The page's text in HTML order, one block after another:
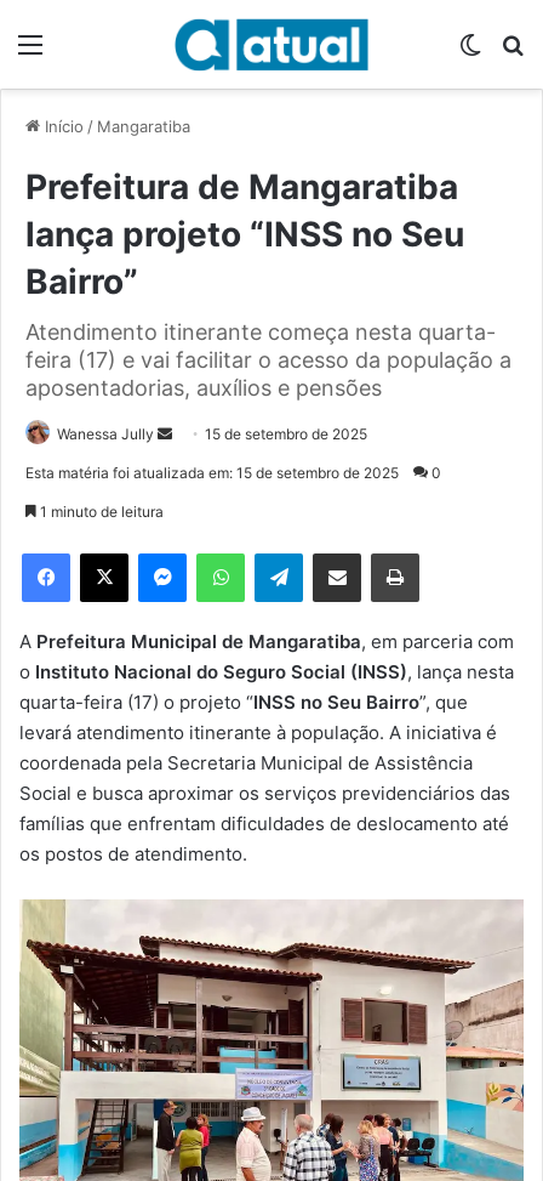
Início / Mangaratiba
Prefeitura de Mangaratiba
lança projeto “INSS no Seu
Bairro”
Atendimento itinerante começa nesta quarta-
feira (17) e vai facilitar o acesso da população a
aposentadorias, auxílios e pensões
Wanessa Jully
e
m
e
-
m
a
i
15 de setembro de 2025
Esta matéria foi atualizada em: 15 de setembro de 2025 0
1 minuto de leitura
Telegram
A Prefeitura Municipal de Mangaratiba, em parceria com
o Instituto Nacional do Seguro Social (INSS), lança nesta
quarta-feira (17) o projeto “INSS no Seu Bairro”, que
levará atendimento itinerante à população. A iniciativa é
coordenada pela Secretaria Municipal de Assistência
Social e busca aproximar os serviços previdenciários das
famílias que enfrentam dificuldades de deslocamento até
os postos de atendimento.